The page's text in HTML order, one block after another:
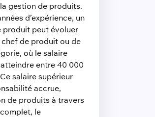
gestion de produits.
d’expérience, un
produit peut évoluer
de produit ou de
où le salaire
entre 40 000
salaire supérieur
accrue,
de produits à travers
le